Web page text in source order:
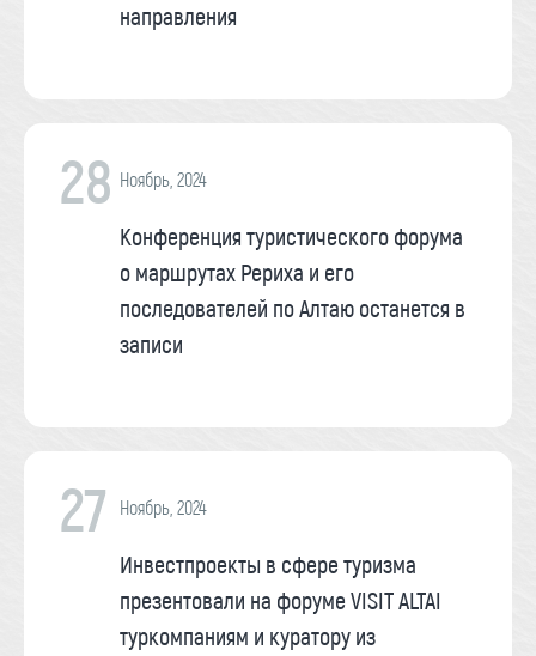
направления
28 Ноябрь, 2024
Конференция туристического форума
о маршрутах Рериха и его
последователей по Алтаю останется в
записи
27 Ноябрь, 2024
Инвестпроекты в сфере туризма
презентовали на форуме VISIT ALTAI
туркомпаниям и куратору из